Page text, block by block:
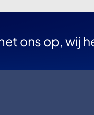
ons op, wij